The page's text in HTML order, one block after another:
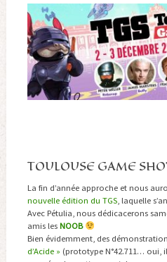
TOULOUSE GAME
La fin d’année approche et nous
nouvelle édition du TGS, laquelle
Avec Pétulia, nous dédicacerons
amis les NOOB
Bien évidemment, des
d’Acide » (prototype N°42.711… oui,